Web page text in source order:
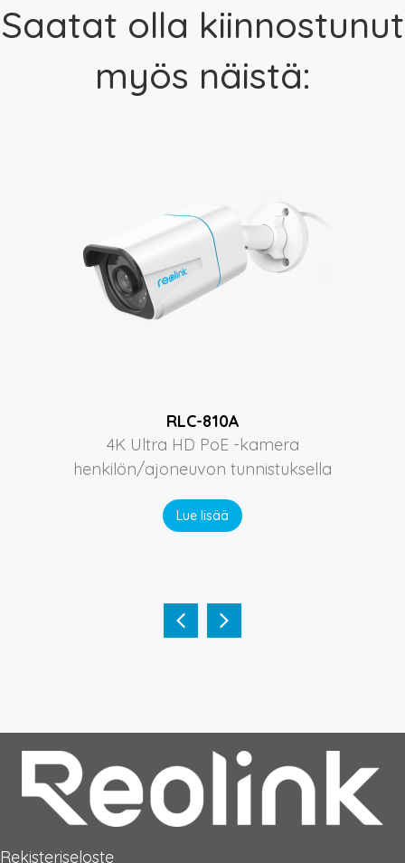
Saatat olla kiinnostunut
myös näistä:
RLC-810A
4K Ultra HD PoE -kamera
henkilön/ajoneuvon tunnistuksella
Lue lisää
Rekisteriseloste